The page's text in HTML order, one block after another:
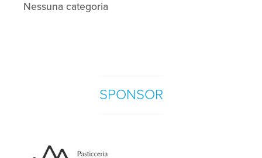
Nessuna categoria
SPONSOR